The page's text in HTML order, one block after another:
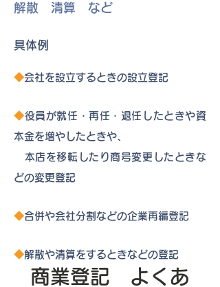
解散 清算 など
具体例
◆会社を設立するときの設立登記
◆役員が就任・再任・退任したときや資
本金を増やしたときや、
本店を移転したり商号変更したときな
どの変更登記
◆合併や会社分割などの企業再編登記
◆解散や清算をするときなどの登記
商業登記 よくあ